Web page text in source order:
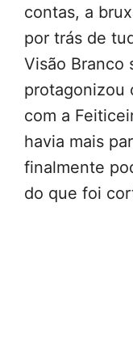
contas, a
por trás de
Visão Branco
protagonizou
com a
havia mais
finalmente
do que foi